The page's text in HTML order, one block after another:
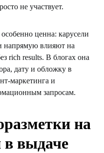
не участвует.
ценна: карусели
напрямую влияют на
rich results. В блогах она
дату и обложку в
маркетинга и
запросам.
на
в выдаче